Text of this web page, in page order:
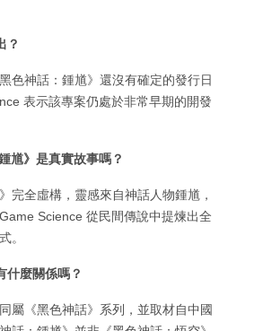
？
色神話：鍾馗》還沒有確定的發行日
表示該專案仍處於非常早期的開發
馗》是真實故事嗎？
完全虛構，靈感來自神話人物鍾馗，
Science 從民間傳說中提煉出全
。
什麼關係嗎？
屬《黑色神話》系列，並取材自中國